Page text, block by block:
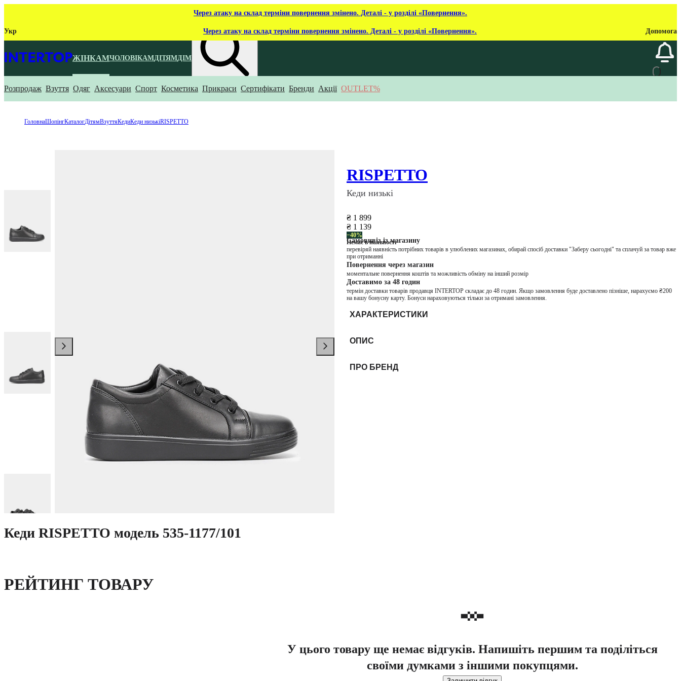
Через атаку на склад терміни повернення змінено. Деталі - у розділі «Повернення».
Укр Через атаку на склад терміни повернення змінено. Деталі - у розділі «Повернення». Допомога
ЖІНКАМЧОЛОВІКАМДІТЯМДІМ
Що ти шукаєш?
Розпродаж Взуття Одяг Аксесуари Спорт Косметика Прикраси Сертифікати Бренди Акції OUTLET%
ГоловнаШопінгКаталогДітямВзуттяКедиКеди низькіRISPETTO
RISPETTO
Кеди низькі
₴ 1 899
₴ 1 139
−40%
Немає в наявності
Самовивіз із магазину
перевіряй наявність потрібних товарів в улюблених магазинах, обирай спосіб доставки "Заберу сьогодні" та сплачуй за товар вже
при отриманні
Повернення через магазин
моментальне повернення коштів та можливість обміну на інший розмір
Доставимо за 48 годин
термін доставки товарів продавця INTERTOP складає до 48 годин. Якщо замовлення буде доставлено пізніше, нарахуємо ₴200
на вашу бонусну карту. Бонуси нараховуються тільки за отримані замовлення.
ХАРАКТЕРИСТИКИ
ОПИС
ПРО БРЕНД
Кеди RISPETTO модель 535-1177/101
РЕЙТИНГ ТОВАРУ
У цього товару ще немає відгуків. Напишіть першим та поділіться
своїми думками з іншими покупцями.